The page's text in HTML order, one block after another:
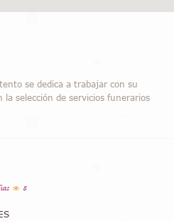
se dedica a trabajar con su
selección de servicios funerarios
8